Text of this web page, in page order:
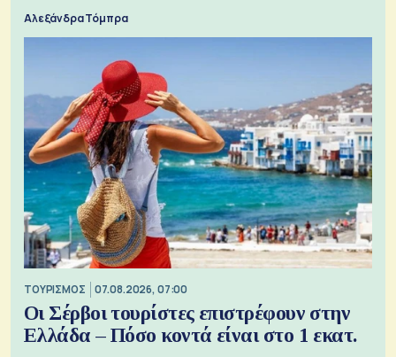
Αλεξάνδρα Τόμπρα
ΤΟΥΡΙΣΜΟΣ 07.08.2026, 07:00
Οι Σέρβοι τουρίστες επιστρέφουν στην
Ελλάδα – Πόσο κοντά είναι στο 1 εκατ.